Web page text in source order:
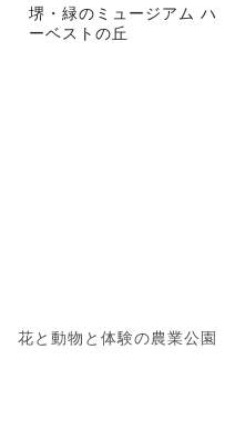
堺・緑のミュージアム ハ
ーベストの丘
花と動物と体験の農業公園